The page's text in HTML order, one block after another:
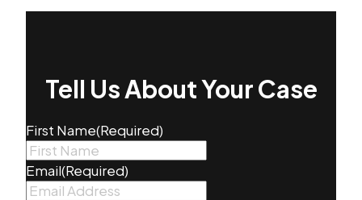
Tell Us About Your Case
First Name(Required)
Email(Required)